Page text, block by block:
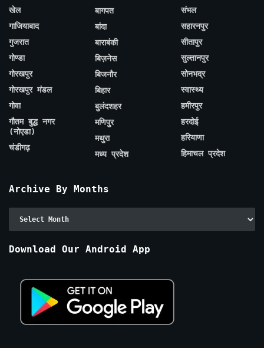
खेल
गाजियाबाद
गुजरात
गोण्डा
गोरखपुर
गोरखपुर मंडल
गोवा
गौतम बुद्ध नगर
(नोएडा)
चंडीगढ़
बागपत
बांदा
बाराबंकी
बिज़नेस
बिजनौर
बिहार
बुलंदशहर
मणिपुर
मथुरा
मध्य प्रदेश
संभल
सहारनपुर
सीतापुर
सुल्तानपुर
सोनभद्र
स्वास्थ्य
हमीरपुर
हरदोई
हरियाणा
हिमाचल प्रदेश
Archive By Months
Download Our Android App